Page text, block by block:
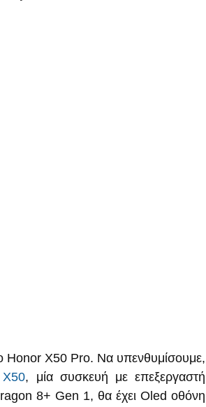
Honor X50 Pro. Να υπενθυμίσουμε,
, μία συσκευή με επεξεργαστή
8+ Gen 1, θα έχει Oled οθόνη